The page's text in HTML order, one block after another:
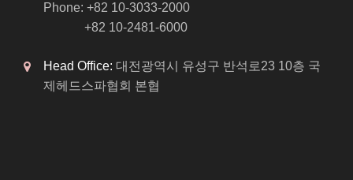
Phone: +82 10-3033-2000
+82 10-2481-6000
Head Office: 대전광역시 유성구 반석로23 10층 국
제헤드스파협회 본협